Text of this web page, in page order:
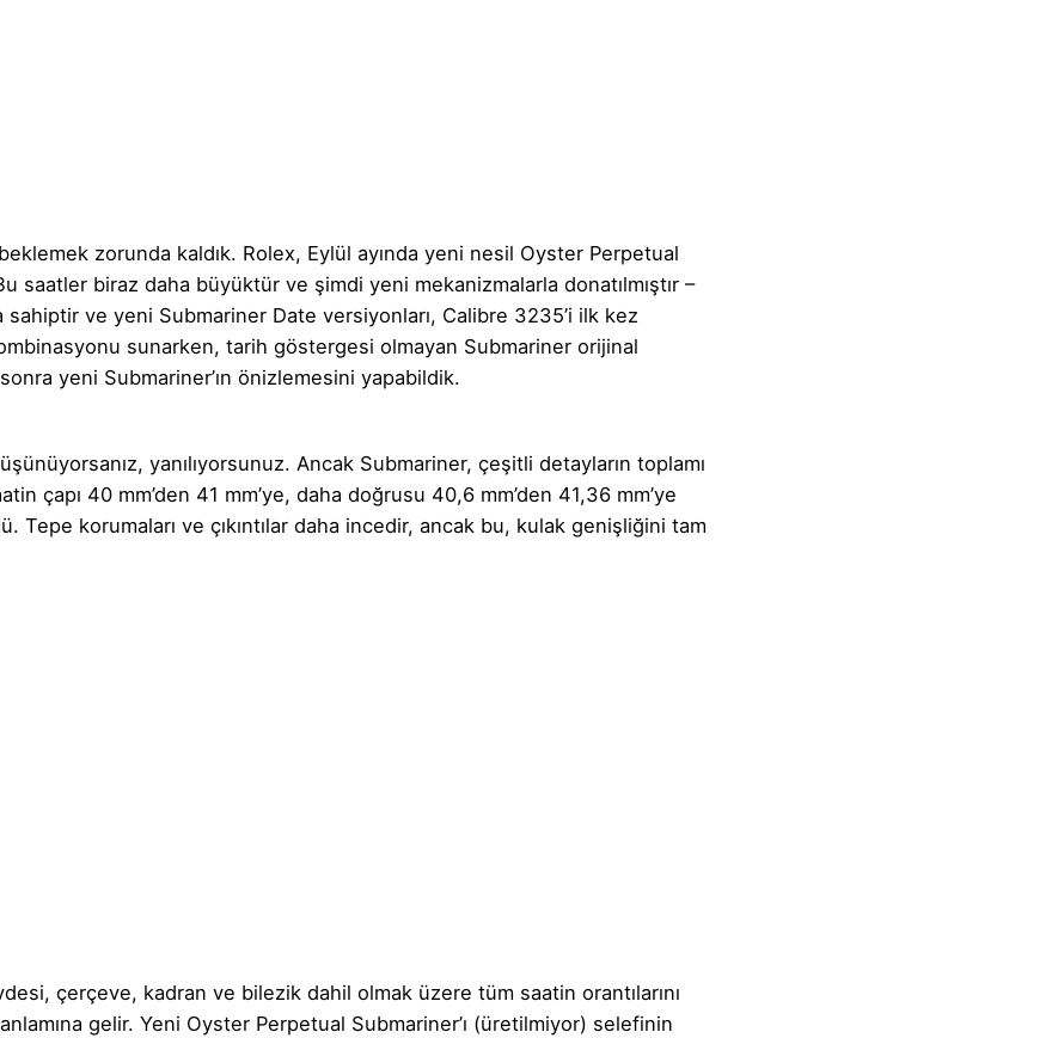
zorunda kaldık. Rolex, Eylül ayında yeni nesil Oyster Perpetual
saatler biraz daha büyüktür ve şimdi yeni mekanizmalarla donatılmıştır –
sahiptir ve yeni Submariner Date versiyonları, Calibre 3235’i ilk kez
sunarken, tarih göstergesi olmayan Submariner orijinal
sonra yeni Submariner’ın önizlemesini yapabildik.
yanılıyorsunuz. Ancak Submariner, çeşitli detayların toplamı
çapı 40 mm’den 41 mm’ye, daha doğrusu 40,6 mm’den 41,36 mm’ye
Tepe korumaları ve çıkıntılar daha incedir, ancak bu, kulak genişliğini tam
çerçeve, kadran ve bilezik dahil olmak üzere tüm saatin orantılarını
gelir. Yeni Oyster Perpetual Submariner’ı (üretilmiyor) selefinin